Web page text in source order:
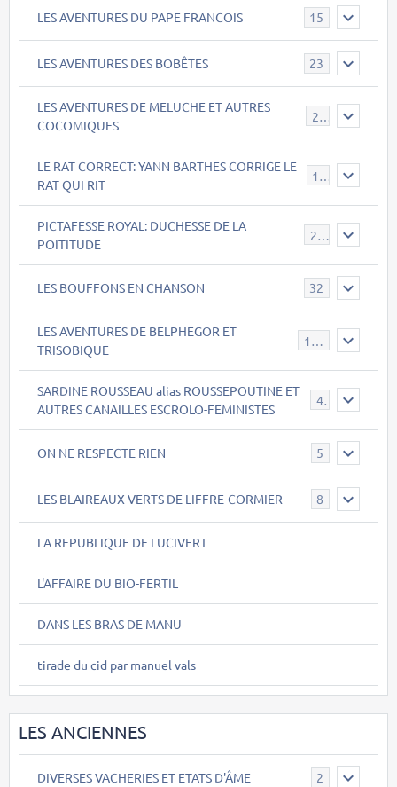
LES AVENTURES DU PAPE FRANCOIS 15
LES AVENTURES DES BOBÊTES 23
LES AVENTURES DE MELUCHE ET AUTRES
COCOMIQUES
22
LE RAT CORRECT: YANN BARTHES CORRIGE LE
RAT QUI RIT
15
PICTAFESSE ROYAL: DUCHESSE DE LA
POITITUDE
23
LES BOUFFONS EN CHANSON 32
LES AVENTURES DE BELPHEGOR ET
TRISOBIQUE
147
SARDINE ROUSSEAU alias ROUSSEPOUTINE ET
AUTRES CANAILLES ESCROLO-FEMINISTES
40
ON NE RESPECTE RIEN 5
LES BLAIREAUX VERTS DE LIFFRE-CORMIER 8
LA REPUBLIQUE DE LUCIVERT
L'AFFAIRE DU BIO-FERTIL
DANS LES BRAS DE MANU
tirade du cid par manuel vals
LES ANCIENNES
DIVERSES VACHERIES ET ETATS D'ÂME 2